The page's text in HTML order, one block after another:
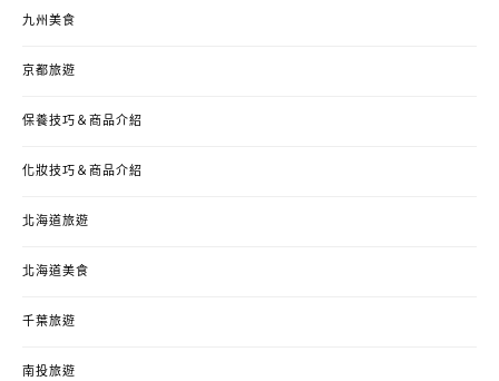
九州美食
京都旅遊
保養技巧＆商品介紹
化妝技巧＆商品介紹
北海道旅遊
北海道美食
千葉旅遊
南投旅遊